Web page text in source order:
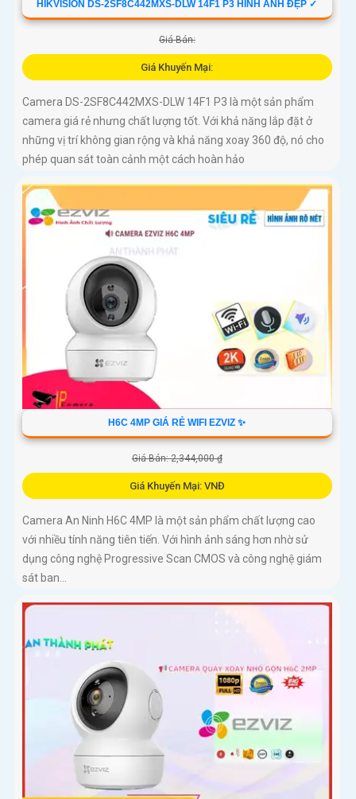
HIKVISION DS-2SF8C442MXS-DLW 14F1 P3 HÌNH ẢNH ĐẸP ✓
Giá Bán:
Giá Khuyến Mại:
Camera DS-2SF8C442MXS-DLW 14F1 P3 là một sản phẩm
camera giá rẻ nhưng chất lượng tốt. Với khả năng lắp đặt ở
những vị trí không gian rộng và khả năng xoay 360 độ, nó cho
phép quan sát toàn cảnh một cách hoàn hảo
H6C 4MP GIÁ RẺ WIFI EZVIZ ✨
Giá Bán: 2,344,000 ₫
Giá Khuyến Mại: VNĐ
Camera An Ninh H6C 4MP là một sản phẩm chất lượng cao
với nhiều tính năng tiên tiến. Với hình ảnh sáng hơn nhờ sử
dụng công nghệ Progressive Scan CMOS và công nghệ giám
sát ban...